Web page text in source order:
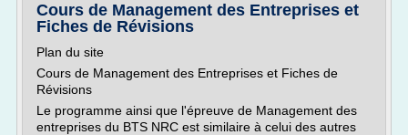
Cours de Management des Entreprises et
Fiches de Révisions
Plan du site
Cours de Management des Entreprises et Fiches de
Révisions
Le programme ainsi que l'épreuve de Management des
entreprises du BTS NRC est similaire à celui des autres